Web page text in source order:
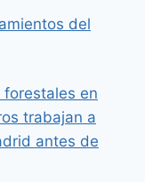
del
en
trabajan a
antes de